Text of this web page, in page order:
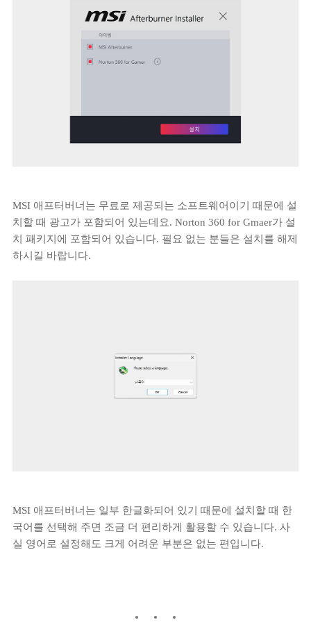
MSI 애프터버너는 무료로 제공되는 소프트웨어이기 때문에 설
치할 때 광고가 포함되어 있는데요. Norton 360 for Gmaer가 설
치 패키지에 포함되어 있습니다. 필요 없는 분들은 설치를 해제
하시길 바랍니다.
MSI 애프터버너는 일부 한글화되어 있기 때문에 설치할 때 한
국어를 선택해 주면 조금 더 편리하게 활용할 수 있습니다. 사
실 영어로 설정해도 크게 어려운 부분은 없는 편입니다.